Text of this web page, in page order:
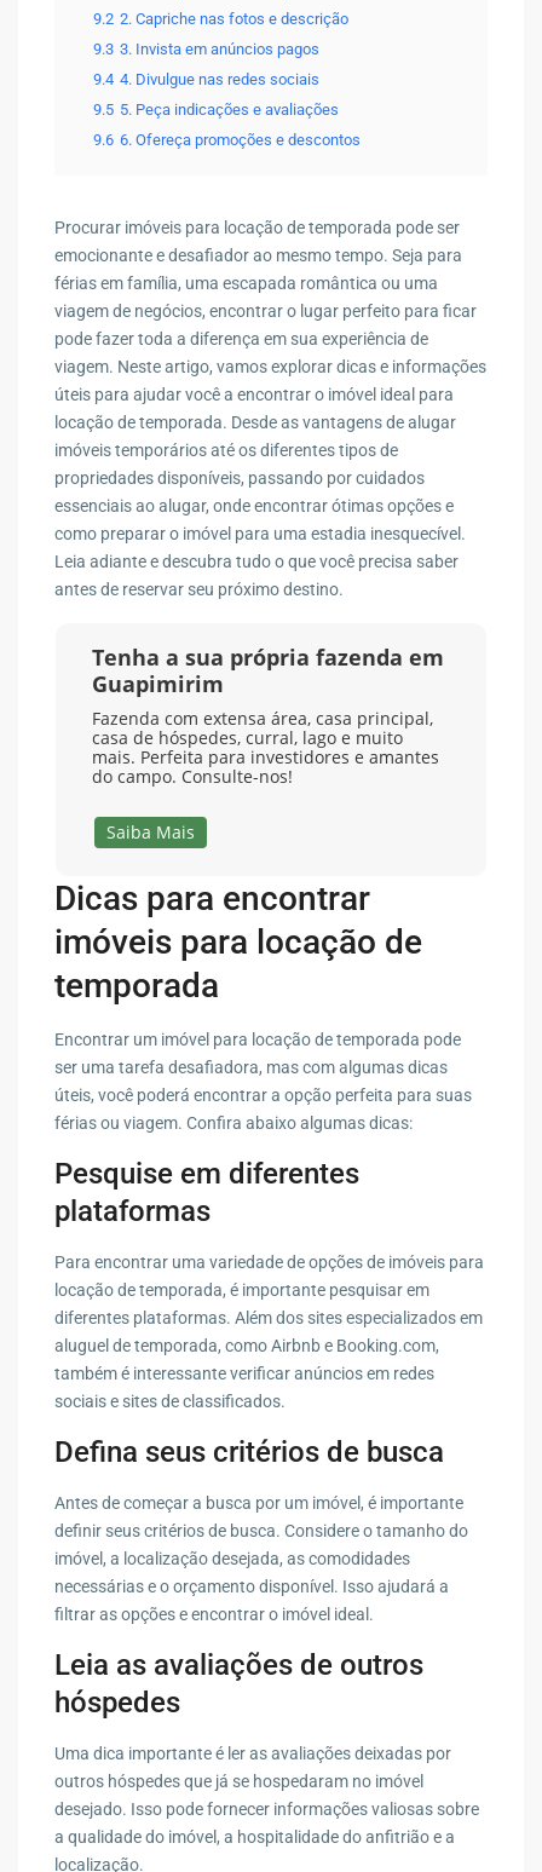
9.2 2. Capriche nas fotos e descrição
9.3 3. Invista em anúncios pagos
9.4 4. Divulgue nas redes sociais
9.5 5. Peça indicações e avaliações
9.6 6. Ofereça promoções e descontos
Procurar imóveis para locação de temporada pode ser
emocionante e desafiador ao mesmo tempo. Seja para
férias em família, uma escapada romântica ou uma
viagem de negócios, encontrar o lugar perfeito para ficar
pode fazer toda a diferença em sua experiência de
viagem. Neste artigo, vamos explorar dicas e informações
úteis para ajudar você a encontrar o imóvel ideal para
locação de temporada. Desde as vantagens de alugar
imóveis temporários até os diferentes tipos de
propriedades disponíveis, passando por cuidados
essenciais ao alugar, onde encontrar ótimas opções e
como preparar o imóvel para uma estadia inesquecível.
Leia adiante e descubra tudo o que você precisa saber
antes de reservar seu próximo destino.
Tenha a sua própria fazenda em
Guapimirim
Fazenda com extensa área, casa principal,
casa de hóspedes, curral, lago e muito
mais. Perfeita para investidores e amantes
do campo. Consulte-nos!
Saiba Mais
Dicas para encontrar
imóveis para locação de
temporada
Encontrar um imóvel para locação de temporada pode
ser uma tarefa desafiadora, mas com algumas dicas
úteis, você poderá encontrar a opção perfeita para suas
férias ou viagem. Confira abaixo algumas dicas:
Pesquise em diferentes
plataformas
Para encontrar uma variedade de opções de imóveis para
locação de temporada, é importante pesquisar em
diferentes plataformas. Além dos sites especializados em
aluguel de temporada, como Airbnb e Booking.com,
também é interessante verificar anúncios em redes
sociais e sites de classificados.
Defina seus critérios de busca
Antes de começar a busca por um imóvel, é importante
definir seus critérios de busca. Considere o tamanho do
imóvel, a localização desejada, as comodidades
necessárias e o orçamento disponível. Isso ajudará a
filtrar as opções e encontrar o imóvel ideal.
Leia as avaliações de outros
hóspedes
Uma dica importante é ler as avaliações deixadas por
outros hóspedes que já se hospedaram no imóvel
desejado. Isso pode fornecer informações valiosas sobre
a qualidade do imóvel, a hospitalidade do anfitrião e a
localização.